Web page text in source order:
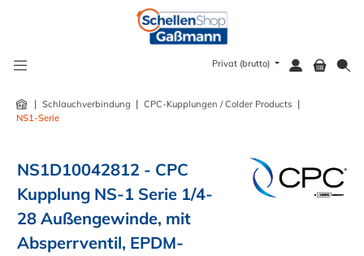
Privat (brutto)
| Schlauchverbindung | CPC-Kupplungen / Colder Products |
NS1-Serie
NS1D10042812 - CPC
Kupplung NS-1 Serie 1/4-
28 Außengewinde, mit
Absperrventil, EPDM-